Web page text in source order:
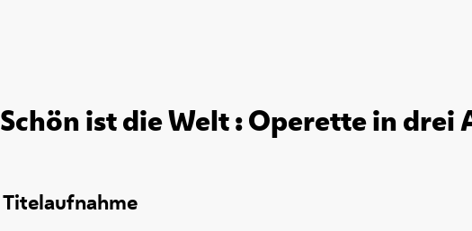
Schön ist die Welt : Operette in drei
Titelaufnahme